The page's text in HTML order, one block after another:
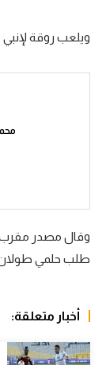
الدوري الإنجليزي
كرة سلة
كرة طائرة
الوطن العربي
ويلعب روقة لإنبي
طلب حلمي طولان
أخبار متعلقة: